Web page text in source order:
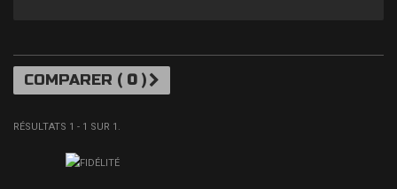
COMPARER ( 0 )
RÉSULTATS 1 - 1 SUR 1.